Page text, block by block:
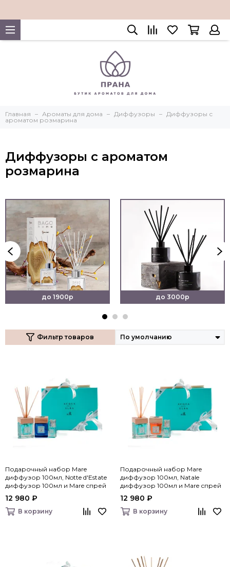
Главная Ароматы для дома Диффузоры
Диффузоры с
ароматом розмарина
Диффузоры с ароматом
розмарина
до 1900р до 3000р
Фильтр товаров
Подарочный набор Mare
диффузор 100мл, Notte d'Estate
диффузор 100мл и Mare спрей
для дома 15мл, Acqua dell’Elba
12 980 ₽
В корзину
Подарочный набор Mare
диффузор 100мл, Natale
диффузор 100мл и Mare спрей
для дома 15мл, Acqua dell’Elba
12 980 ₽
В корзину